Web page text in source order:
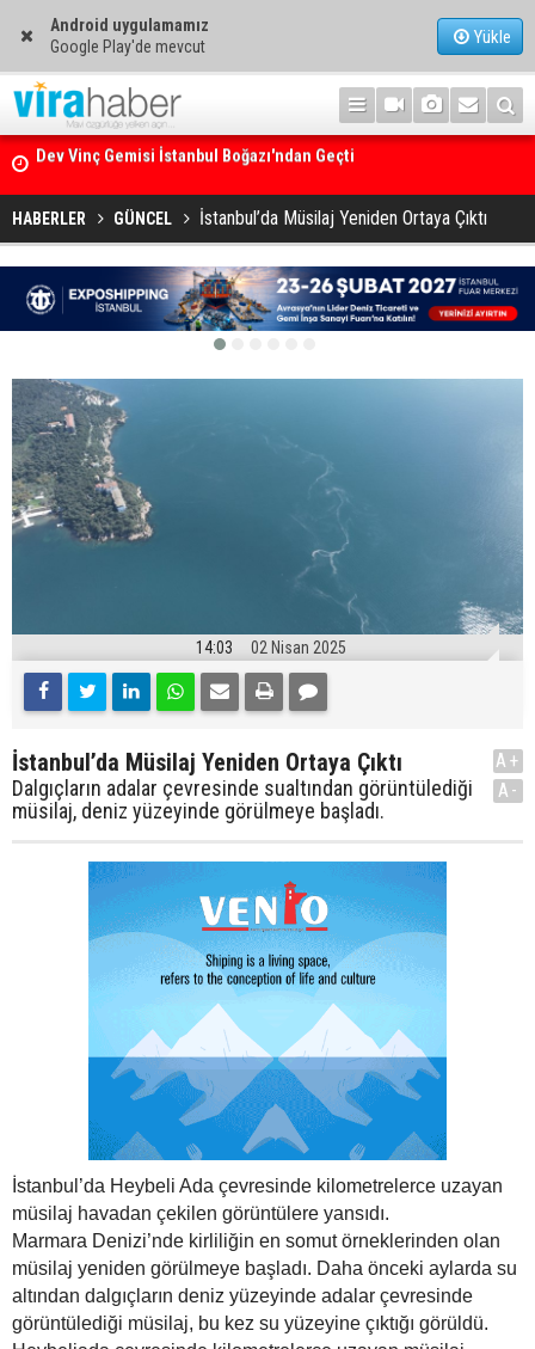
Android uygulamamız
Google Play'de mevcut
Yükle
Ege Denizi’nin En Büyük Mercan Ormanı
HABERLER GÜNCEL İstanbul’da Müsilaj Yeniden Ortaya Çıktı
14:03 02 Nisan 2025
İstanbul’da Müsilaj Yeniden Ortaya Çıktı
Dalgıçların adalar çevresinde sualtından görüntülediği
müsilaj, deniz yüzeyinde görülmeye başladı.
A+
A-
İstanbul’da Heybeli Ada çevresinde kilometrelerce uzayan
müsilaj havadan çekilen görüntülere yansıdı.
Marmara Denizi’nde kirliliğin en somut örneklerinden olan
müsilaj yeniden görülmeye başladı. Daha önceki aylarda su
altından dalgıçların deniz yüzeyinde adalar çevresinde
görüntülediği müsilaj, bu kez su yüzeyine çıktığı görüldü.